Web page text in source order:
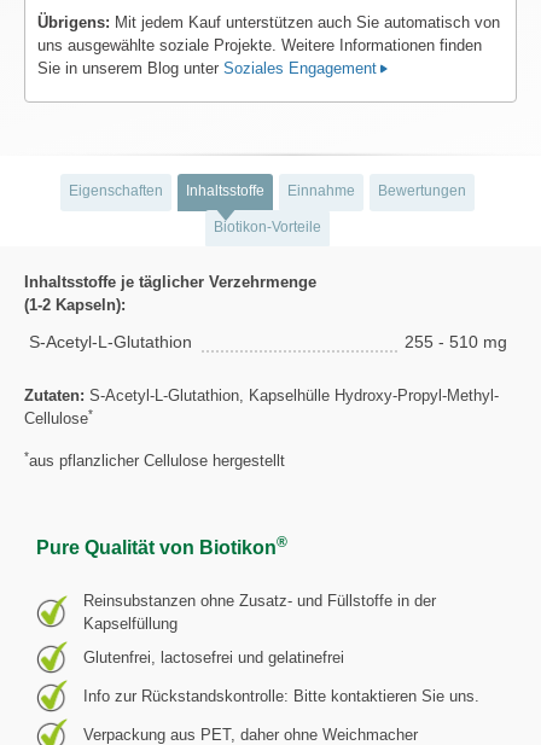
Übrigens: Mit jedem Kauf unterstützen auch Sie automatisch von
uns ausgewählte soziale Projekte. Weitere Informationen finden
Sie in unserem Blog unter Soziales Engagement
Eigenschaften Inhaltsstoffe Einnahme Bewertungen
Biotikon-Vorteile
Inhaltsstoffe je täglicher Verzehrmenge
(1-2 Kapseln):
S-Acetyl-L-Glutathion 255 - 510 mg
Zutaten: S-Acetyl-L-Glutathion, Kapselhülle Hydroxy-Propyl-Methyl-
Cellulose*
*aus pflanzlicher Cellulose hergestellt
Pure Qualität von Biotikon®
Reinsubstanzen ohne Zusatz- und Füllstoffe in der
Kapselfüllung
Glutenfrei, lactosefrei und gelatinefrei
Info zur Rückstandskontrolle: Bitte kontaktieren Sie uns.
Verpackung aus PET, daher ohne Weichmacher